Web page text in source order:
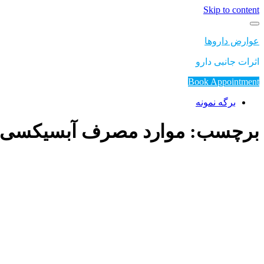
Skip to content
عوارض داروها
اثرات جانبی دارو
Book Appointment
برگه نمونه
برچسب: موارد مصرف